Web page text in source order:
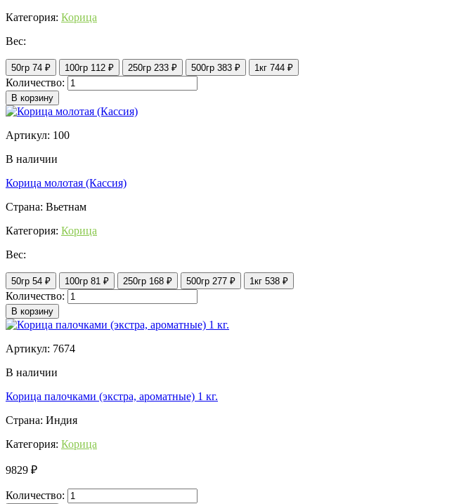
Категория: Корица
Вес:
50гр 74 ₽ 100гр 112 ₽ 250гр 233 ₽ 500гр 383 ₽ 1кг 744 ₽
Количество:
В корзину
Артикул: 100
В наличии
Корица молотая (Кассия)
Страна: Вьетнам
Категория: Корица
Вес:
50гр 54 ₽ 100гр 81 ₽ 250гр 168 ₽ 500гр 277 ₽ 1кг 538 ₽
Количество:
В корзину
Артикул: 7674
В наличии
Корица палочками (экстра, ароматные) 1 кг.
Страна: Индия
Категория: Корица
9829 ₽
Количество: